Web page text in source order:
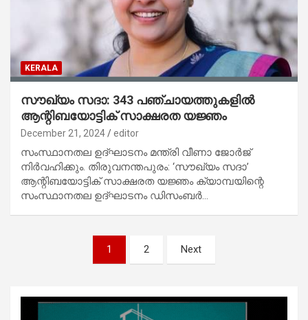
KERALA
സൗഖ്യം സദാ: 343 പഞ്ചായത്തുകളില്‍
ആന്റിബയോട്ടിക് സാക്ഷരത യജ്ഞം
December 21, 2024 editor
സംസ്ഥാനതല ഉദ്ഘാടനം മന്ത്രി വീണാ ജോര്‍ജ്
നിര്‍വഹിക്കും. തിരുവനന്തപുരം: ‘സൗഖ്യം സദാ’
ആന്റിബയോട്ടിക് സാക്ഷരത യജ്ഞം ക്യാമ്പയിന്റെ
സംസ്ഥാനതല ഉദ്ഘാടനം ഡിസംബര്‍…
1 2 Next